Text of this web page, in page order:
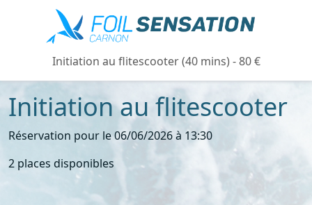
Initiation au flitescooter (40 mins) - 80 €
Initiation au flitescooter
Réservation pour le 06/06/2026 à 13:30
2 places disponibles